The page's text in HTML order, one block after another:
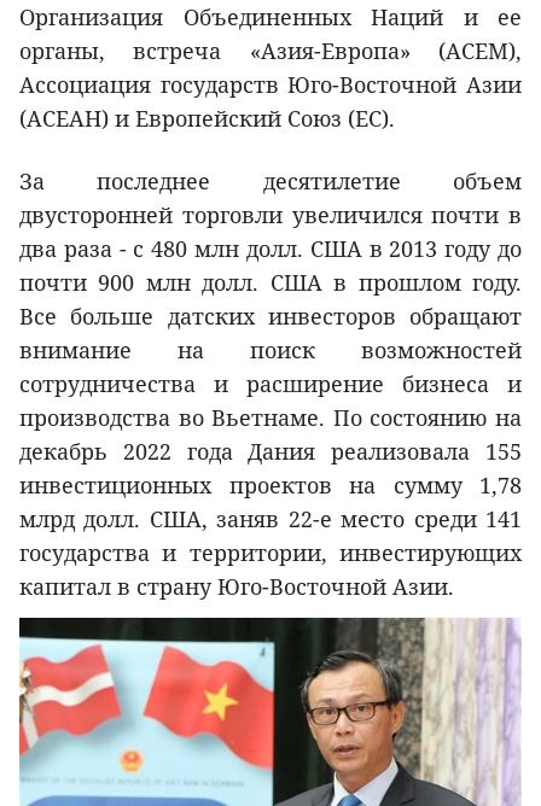
Организация Объединенных Наций и ее
органы, встреча «Азия-Европа» (АСЕМ),
Ассоциация государств Юго-Восточной Азии
(АСЕАН) и Европейский Союз (ЕС).
За последнее десятилетие объем
двусторонней торговли увеличился почти в
два раза - с 480 млн долл. США в 2013 году до
почти 900 млн долл. США в прошлом году.
Все больше датских инвесторов обращают
внимание на поиск возможностей
сотрудничества и расширение бизнеса и
производства во Вьетнаме. По состоянию на
декабрь 2022 года Дания реализовала 155
инвестиционных проектов на сумму 1,78
млрд долл. США, заняв 22-е место среди 141
государства и территории, инвестирующих
капитал в страну Юго-Восточной Азии.